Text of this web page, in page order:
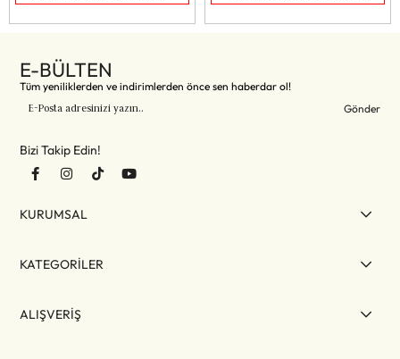
E-BÜLTEN
Tüm yeniliklerden ve indirimlerden önce sen haberdar ol!
Gönder
Bizi Takip Edin!
KURUMSAL
KATEGORİLER
ALIŞVERİŞ